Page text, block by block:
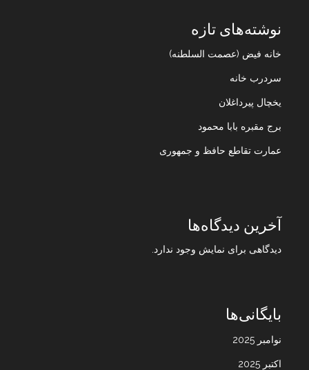
نوشته‌های تازه
خانه فیض (عصمت السلطنه)
سردرب خانه
یخچال پیرداغلان
برج مقبره بابا محمود
عمارت تقاطع حافظ و جمهوری
آخرین دیدگاه‌ها
دیدگاهی برای نمایش وجود ندارد.
بایگانی‌ها
نوامبر 2025
اکتبر 2025